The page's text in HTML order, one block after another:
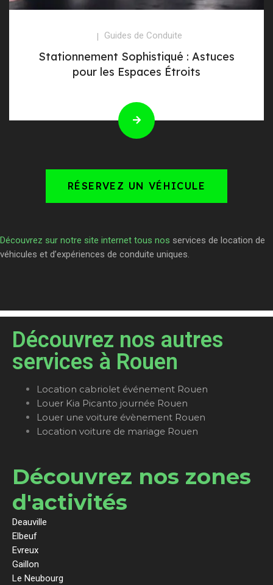
Guides de Conduite
Stationnement Sophistiqué : Astuces
pour les Espaces Étroits
RÉSERVEZ UN VÉHICULE
Découvrez sur notre site internet tous nos services de location de
véhicules et d’expériences de conduite uniques.
Découvrez nos autres
services à Rouen
Location cabriolet événement Rouen
Louer Kia Picanto journée Rouen
Louer une voiture évènement Rouen
Location voiture de mariage Rouen
Découvrez nos zones
d'activités
Deauville
Elbeuf
Evreux
Gaillon
Le Neubourg